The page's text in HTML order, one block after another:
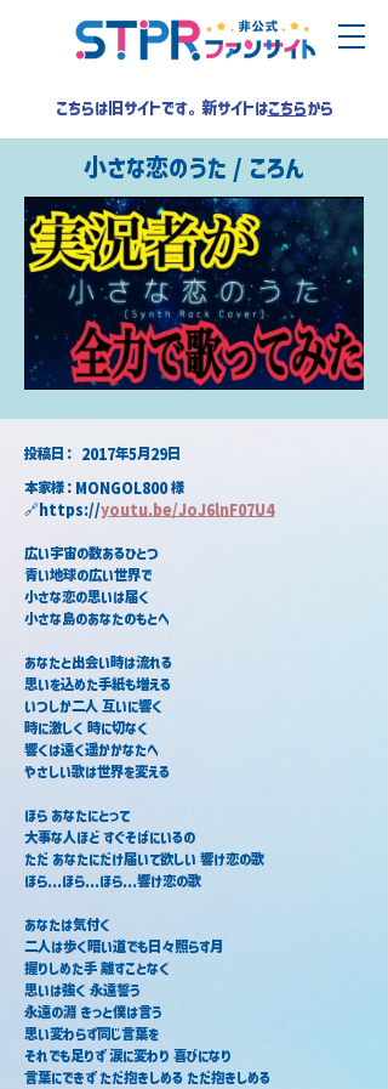
こちらは旧サイトです。新サイトはこちらから
小さな恋のうた / ころん
2017年5月29日
​投稿日：
本家様：MONGOL800 様
🔗https://youtu.be/JoJ6lnF07U4
広い宇宙の数あるひとつ
青い地球の広い世界で
小さな恋の思いは届く
小さな島のあなたのもとへ
あなたと出会い時は流れる
思いを込めた手紙も増える
いつしか二人 互いに響く
時に激しく 時に切なく
響くは遠く遥かかなたへ
やさしい歌は世界を変える
ほら あなたにとって
大事な人ほど すぐそばにいるの
ただ あなたにだけ届いて欲しい 響け恋の歌
ほら...ほら...ほら...響け恋の歌
あなたは気付く
二人は歩く暗い道でも日々照らす月
握りしめた手 離すことなく
思いは強く 永遠誓う
永遠の淵 きっと僕は言う
思い変わらず同じ言葉を
それでも足りず 涙に変わり 喜びになり
言葉にできず ただ抱きしめる ただ抱きしめる